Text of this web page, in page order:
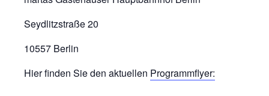
Seydlitzstraße 20
10557 Berlin
Hier finden Sie den aktuellen Programmflyer: